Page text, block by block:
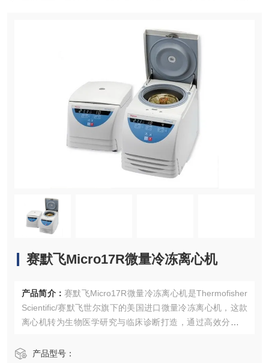
赛默飞Micro17R微量冷冻离心机
产品简介： 赛默飞Micro17R微量冷冻离心机是Thermofisher
Scientific/赛默飞世尔旗下的美国进口微量冷冻离心机，这款
离心机转为生物医学研究与临床诊断打造，通过高效分离与
这款产品规格参数并向我们咨询获取Micro最新价格。
产品型号：